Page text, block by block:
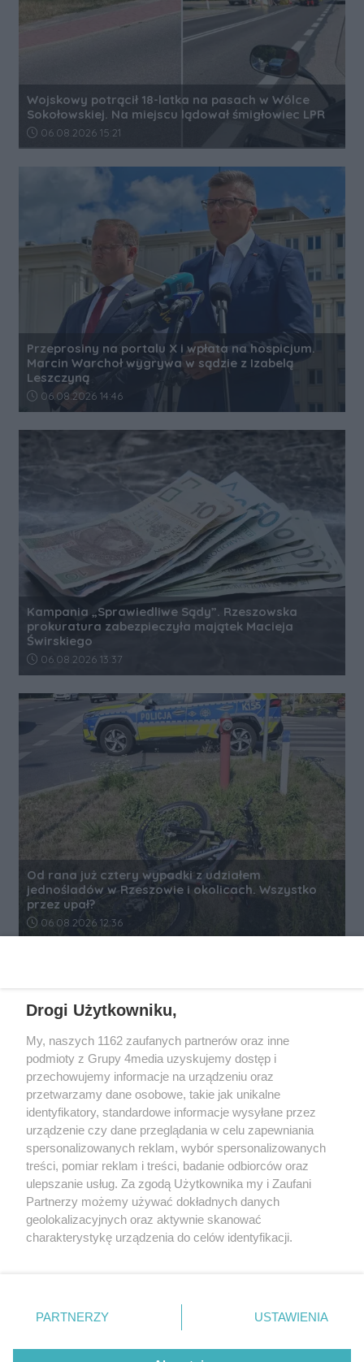
Wojskowy potrącił 18-latka na pasach w Wólce
Sokołowskiej. Na miejscu lądował śmigłowiec LPR
Data dodania artykułu:
06.08.2026 15:21
Przeprosiny na portalu X i wpłata na hospicjum.
Marcin Warchoł wygrywa w sądzie z Izabelą
Leszczyną
Data dodania artykułu:
06.08.2026 14:46
Kampania „Sprawiedliwe Sądy”. Rzeszowska
prokuratura zabezpieczyła majątek Macieja
Świrskiego
Data dodania artykułu:
06.08.2026 13:37
Od rana już cztery wypadki z udziałem
jednośladów w Rzeszowie i okolicach. Wszystko
przez upał?
Data dodania artykułu:
06.08.2026 12:36
Wydawcąrzeszow-info.pljest:
FUNDACJA MEDIÓW NIEZALEŻNYCH LIBERTAS
ul. Kopernika 10, 35-002 Rzeszów
e-mail:redakcja@rzeszow-info.pl
Zasady dodawania i publikacji komentarzy
Drogi Użytkowniku,
My, naszych 1162 zaufanych partnerów oraz inne
podmioty z Grupy 4media uzyskujemy dostęp i
przechowujemy informacje na urządzeniu oraz
przetwarzamy dane osobowe, takie jak unikalne
identyfikatory, standardowe informacje wysyłane przez
urządzenie czy dane przeglądania w celu zapewniania
spersonalizowanych reklam, wybór spersonalizowanych
treści, pomiar reklam i treści, badanie odbiorców oraz
ulepszanie usług. Za zgodą Użytkownika my i Zaufani
Partnerzy możemy używać dokładnych danych
geolokalizacyjnych oraz aktywnie skanować
charakterystykę urządzenia do celów identyfikacji.
zmienić/wycofać klikając przycisk ustawień prywatności
PARTNERZY USTAWIENIA